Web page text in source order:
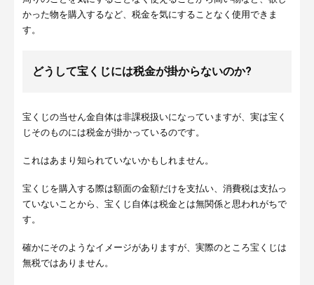
かった物を購入するなど、税金を気にすることなく使用できま
す。
どうして宝くじには税金が掛からないのか?
宝くじの当せん金自体は非課税扱いになっていますが、実は宝く
じそのものには税金が掛かっているのです。
これはあまり知られていないかもしれません。
宝くじを購入する際は額面の金額だけを支払い、消費税は支払っ
ていないことから、宝くじ自体は税金とは無関係と思われがちで
す。
確かにそのようなイメージがありますが、実際のところ宝くじは
無税ではありません。